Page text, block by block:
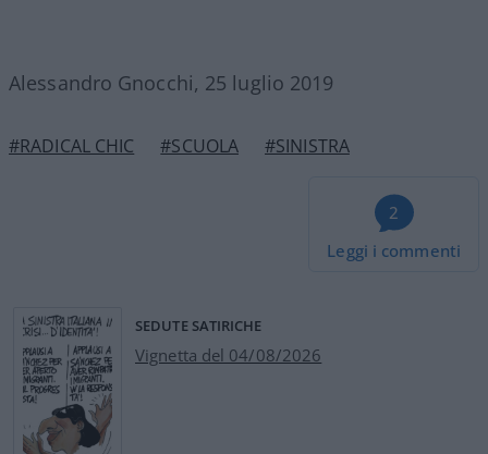
Alessandro Gnocchi, 25 luglio 2019
#RADICAL CHIC #SCUOLA #SINISTRA
2
Leggi i commenti
SEDUTE SATIRICHE
Vignetta del 04/08/2026